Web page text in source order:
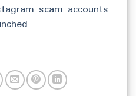
scam accounts